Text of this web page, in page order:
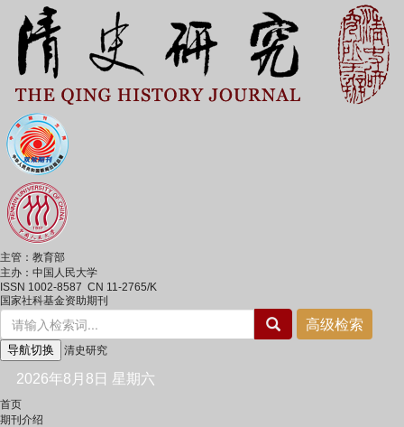
主管：教育部
主办：中国人民大学
ISSN 1002-8587 CN 11-2765/K
国家社科基金资助期刊
导航切换 清史研究
2026年8月8日 星期六
首页
期刊介绍